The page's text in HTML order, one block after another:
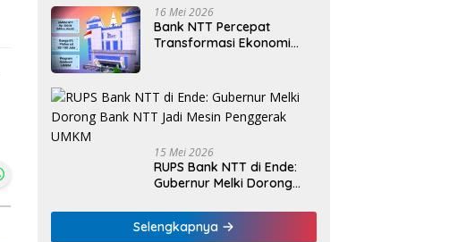
Mahasiswa Universitas
Katolik Weetebula
16 Mei 2026
Bank NTT Percepat
Transformasi Ekonomi
Baru
15 Mei 2026
RUPS Bank NTT di Ende:
Gubernur Melki Dorong
Penggerak UMKM
Selengkapnya